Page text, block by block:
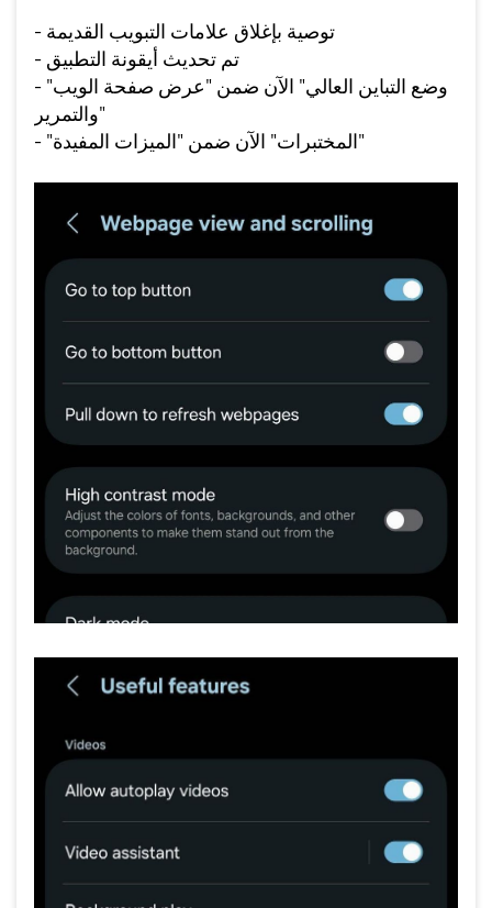
- توصية بإغلاق علامات التبويب القديمة
- تم تحديث أيقونة التطبيق
- "وضع التباين العالي" الآن ضمن "عرض صفحة الويب
والتمرير"
- "المختبرات" الآن ضمن "الميزات المفيدة"